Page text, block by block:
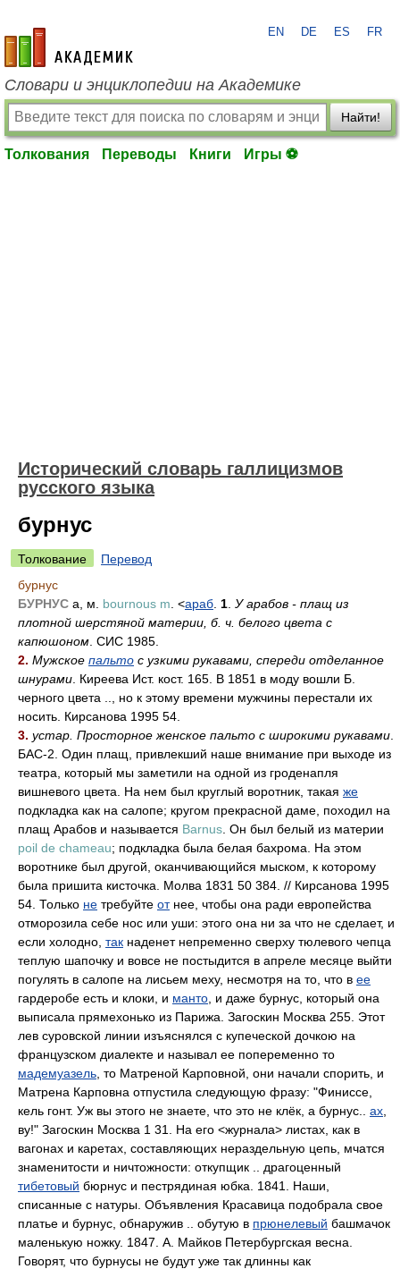
academic.ru
EN DE ES FR
Словари и энциклопедии на Академике
Найти!
Толкования Переводы Книги Игры ⚽
Исторический словарь галлицизмов
русского языка
бурнус
Толкование
Перевод
бурнус
БУРНУС а, м. bournous m . <араб 1 У арабов - плащ из
плотной шерстяной материи, б. ч. белого цвета с
капюшоном . СИС 1985.
2. Мужское пальто с узкими рукавами, спереди отделанное
шнурами . Киреева Ист. кост. 165. В 1851 в моду вошли Б.
черного цвета .., но к этому времени мужчины перестали их
носить. Кирсанова 1995 54.
3. устар. Просторное женское пальто с широкими рукавами
БАС-2. Один плащ, привлекший наше внимание при выходе из
театра, который мы заметили на одной из гроденапля
вишневого цвета. На нем был круглый воротник, такая же
подкладка как на салопе; кругом прекрасной даме, походил на
плащ Арабов и называется Barnus . Он был белый из материи
poil de chameau; подкладка была белая бахрома. На этом
воротнике был другой, оканчивающийся мыском, к которому
была пришита кисточка. Молва 1831 50 384. // Кирсанова 1995
54. Только не требуйте отнее, чтобы она ради европейства
отморозила себе нос или уши: этого она ни за что не сделает, и
если холодно, так наденет непременно сверху тюлевого чепца
теплую шапочку и вовсе не постыдится в апреле месяце выйти
погулять в салопе на лисьем меху, несмотря на то, что в ее
гардеробе есть и клоки, и манто , и даже бурнус, который она
выписала прямехонько из Парижа. Загоскин Москва 255. Этот
лев суровской линии изъяснялся с купеческой дочкою на
французском диалекте и называл ее попеременно то
мадемуазель , то Матреной Карповной, они начали спорить, и
Матрена Карповна отпустила следующую фразу: "Финиссе,
кель гонт. Уж вы этого не знаете, что это не клёк, а бурнус.. ах
ву!" Загоскин Москва 1 31. На его <журнала> листах, как в
вагонах и каретах, составляющих нераздельную цепь, мчатся
знаменитости и ничтожности: откупщик .. драгоценный
тибетовый бюрнус и пестрядиная юбка. 1841. Наши,
списанные с натуры. Объявления Красавица подобрала свое
платье и бурнус, обнаружив .. обутую в прюнелевый башмачок
маленькую ножку. 1847. А. Майков Петербургская весна.
Говорят, что бурнусы не будут уже так длинны как